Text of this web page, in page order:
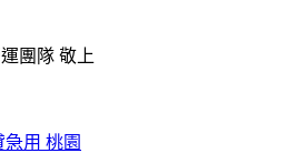
團隊 敬上
用 桃園